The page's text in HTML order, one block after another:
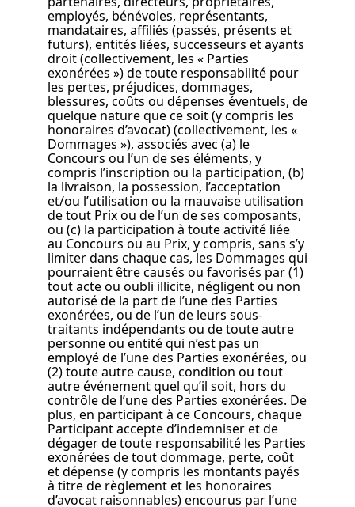
employés, bénévoles, représentants,
mandataires, affiliés (passés, présents et
futurs), entités liées, successeurs et ayants
droit (collectivement, les « Parties
exonérées ») de toute responsabilité pour
les pertes, préjudices, dommages,
blessures, coûts ou dépenses éventuels, de
quelque nature que ce soit (y compris les
honoraires d’avocat) (collectivement, les «
Dommages »), associés avec (a) le
Concours ou l’un de ses éléments, y
compris l’inscription ou la participation, (b)
la livraison, la possession, l’acceptation
et/ou l’utilisation ou la mauvaise utilisation
de tout Prix ou de l’un de ses composants,
ou (c) la participation à toute activité liée
au Concours ou au Prix, y compris, sans s’y
limiter dans chaque cas, les Dommages qui
pourraient être causés ou favorisés par (1)
tout acte ou oubli illicite, négligent ou non
autorisé de la part de l’une des Parties
exonérées, ou de l’un de leurs sous-
traitants indépendants ou de toute autre
personne ou entité qui n’est pas un
employé de l’une des Parties exonérées, ou
(2) toute autre cause, condition ou tout
autre événement quel qu’il soit, hors du
contrôle de l’une des Parties exonérées. De
plus, en participant à ce Concours, chaque
Participant accepte d’indemniser et de
dégager de toute responsabilité les Parties
exonérées de tout dommage, perte, coût
et dépense (y compris les montants payés
à titre de règlement et les honoraires
d’avocat raisonnables) encourus par l’une